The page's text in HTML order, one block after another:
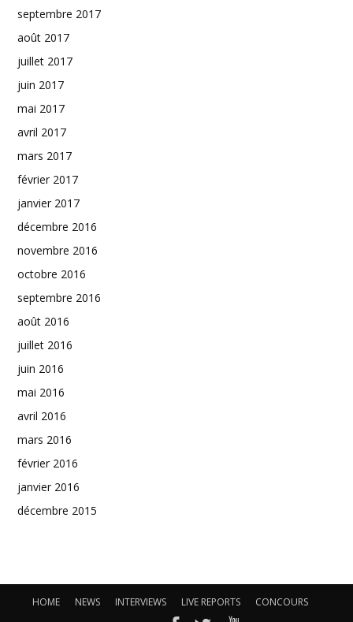
septembre 2017
août 2017
juillet 2017
juin 2017
mai 2017
avril 2017
mars 2017
février 2017
janvier 2017
décembre 2016
novembre 2016
octobre 2016
septembre 2016
août 2016
juillet 2016
juin 2016
mai 2016
avril 2016
mars 2016
février 2016
janvier 2016
décembre 2015
HOME NEWS INTERVIEWS LIVE REPORTS CONCOURS